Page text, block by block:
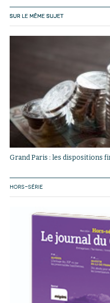
SUR LE MÊME SUJET
Grand Paris : les dispositions
HORS-SÉRIE